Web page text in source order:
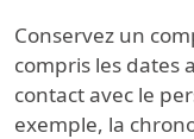
Conservez un
compris les dates
contact avec le
exemple, la